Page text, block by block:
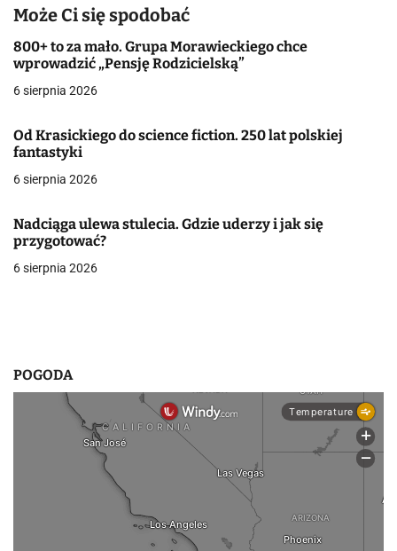
a
c
j
w
p
i
s
Może Ci się spodobać
800+ to za mało. Grupa Morawieckiego chce
wprowadzić „Pensję Rodzicielską”
6 sierpnia 2026
Od Krasickiego do science fiction. 250 lat polskiej
fantastyki
6 sierpnia 2026
Nadciąga ulewa stulecia. Gdzie uderzy i jak się
przygotować?
6 sierpnia 2026
POGODA